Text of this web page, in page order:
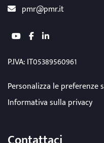
pmr@pmr.it
youtubefacebooklinkedin
P.IVA: IT05389560961
Personalizza le preferenze
Informativa sulla privacy